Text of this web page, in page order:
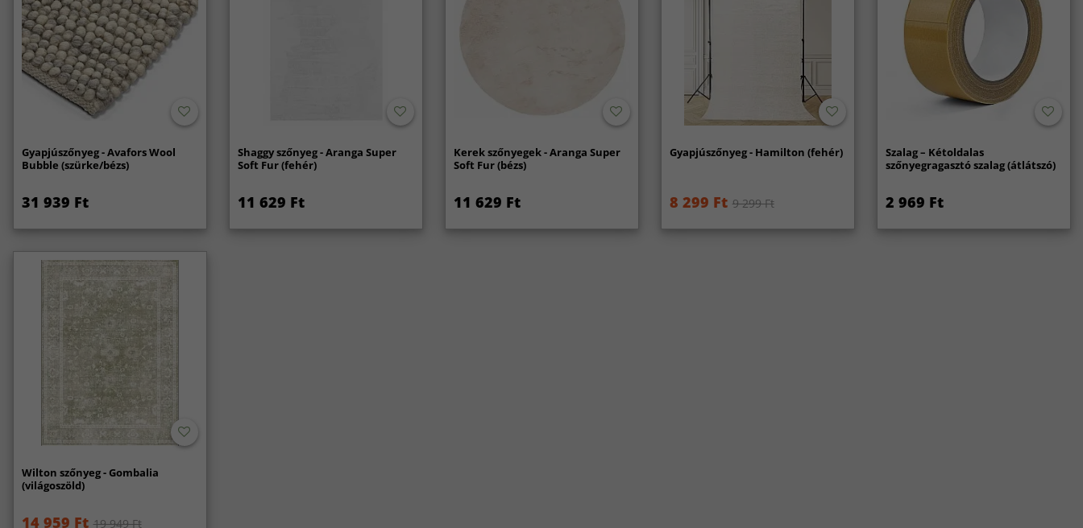
Gyapjúszőnyeg - Avafors Wool
Bubble (szürke/bézs)
31 939 Ft
Shaggy szőnyeg - Aranga Super
Soft Fur (fehér)
11 629 Ft
Kerek szőnyegek - Aranga Super
Soft Fur (bézs)
11 629 Ft
Gyapjúszőnyeg - Hamilton (fehér)
8 299 Ft 9 299 Ft
Szalag – Kétoldalas
szőnyegragasztó szalag (átlátszó)
2 969 Ft
Wilton szőnyeg - Gombalia
(világoszöld)
14 959 Ft 19 949 Ft